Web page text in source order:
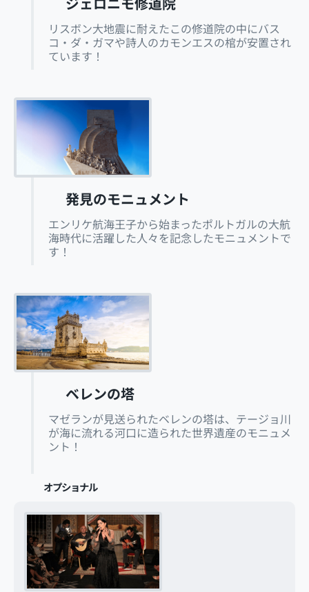
リスボン大地震に耐えたこの修道院の中にバス
コ・ダ・ガマや詩人のカモンエスの棺が安置され
ています！
発見のモニュメント
エンリケ航海王子から始まったポルトガルの大航
海時代に活躍した人々を記念したモニュメントで
す！
ベレンの塔
マゼランが見送られたベレンの塔は、テージョ川
が海に流れる河口に造られた世界遺産のモニュメ
ント！
オプショナル